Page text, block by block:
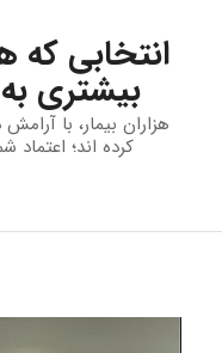
انتخابی که
بیشتری
هزاران بیمار، با
کرده اند؛ اعتماد